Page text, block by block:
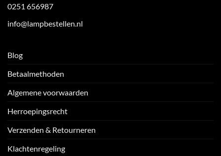
0251 656987
info@lampbestellen.nl
Blog
Betaalmethoden
Algemene voorwaarden
Herroepingsrecht
Verzenden & Retourneren
Klachtenregeling